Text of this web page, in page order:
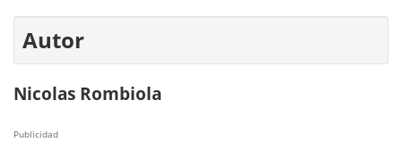
Autor
Nicolas Rombiola
Publicidad